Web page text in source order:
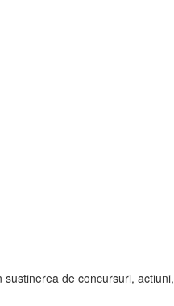
de concursuri, actiuni,